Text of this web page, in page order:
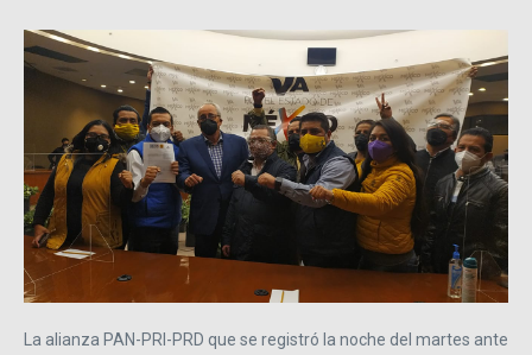
La alianza PAN-PRI-PRD que se registró la noche del martes ante